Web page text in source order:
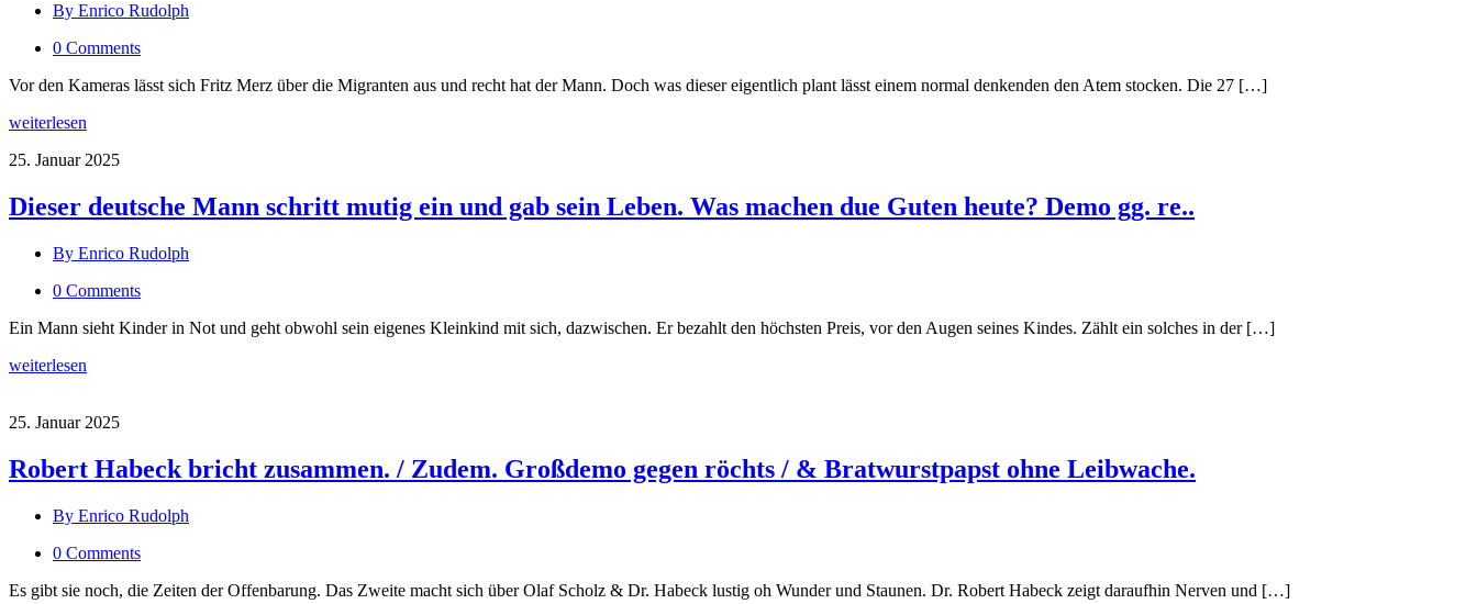
By Enrico Rudolph
0 Comments
Vor den Kameras lässt sich Fritz Merz über die Migranten aus und recht hat der Mann. Doch was dieser eigentlich plant lässt einem normal denkenden den Atem stocken. Die 27 […]
weiterlesen
25. Januar 2025
Dieser deutsche Mann schritt mutig ein und gab sein Leben. Was machen due Guten heute? Demo gg. re..
By Enrico Rudolph
0 Comments
Ein Mann sieht Kinder in Not und geht obwohl sein eigenes Kleinkind mit sich, dazwischen. Er bezahlt den höchsten Preis, vor den Augen seines Kindes. Zählt ein solches in der […]
weiterlesen
25. Januar 2025
Robert Habeck bricht zusammen. / Zudem. Großdemo gegen röchts / & Bratwurstpapst ohne Leibwache.
By Enrico Rudolph
0 Comments
Es gibt sie noch, die Zeiten der Offenbarung. Das Zweite macht sich über Olaf Scholz & Dr. Habeck lustig oh Wunder und Staunen. Dr. Robert Habeck zeigt daraufhin Nerven und […]